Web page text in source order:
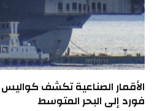
الأقمار الصناعية تكشف
فورد إلى البحر المتوسط